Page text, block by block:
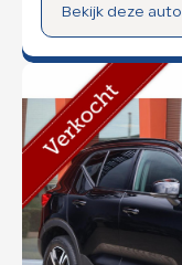
Bekijk deze auto